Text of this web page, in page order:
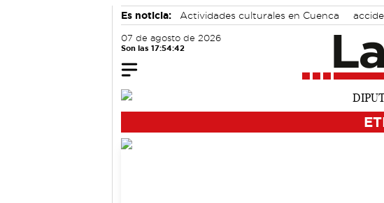
Es noticia: Actividades culturales en Cuenca
07 de agosto de 2026
Son las 17:54:42